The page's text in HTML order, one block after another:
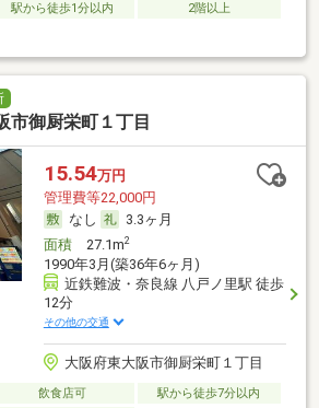
駅から徒歩1分以内
2階以上
市御厨栄町１丁目
15.54万円
管理費等22,000円
なし
3.3ヶ月
面積27.1m2
1990年3月(築36年6ヶ月)
近鉄難波・奈良線 八戸ノ里駅 徒歩
12分
その他の交通
大阪府東大阪市御厨栄町１丁目
飲食店可
駅から徒歩7分以内